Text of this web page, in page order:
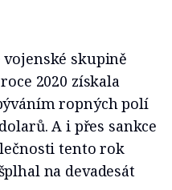
vojenské skupině
2020 získala
ropných polí
A i přes sankce
tento rok
na devadesát